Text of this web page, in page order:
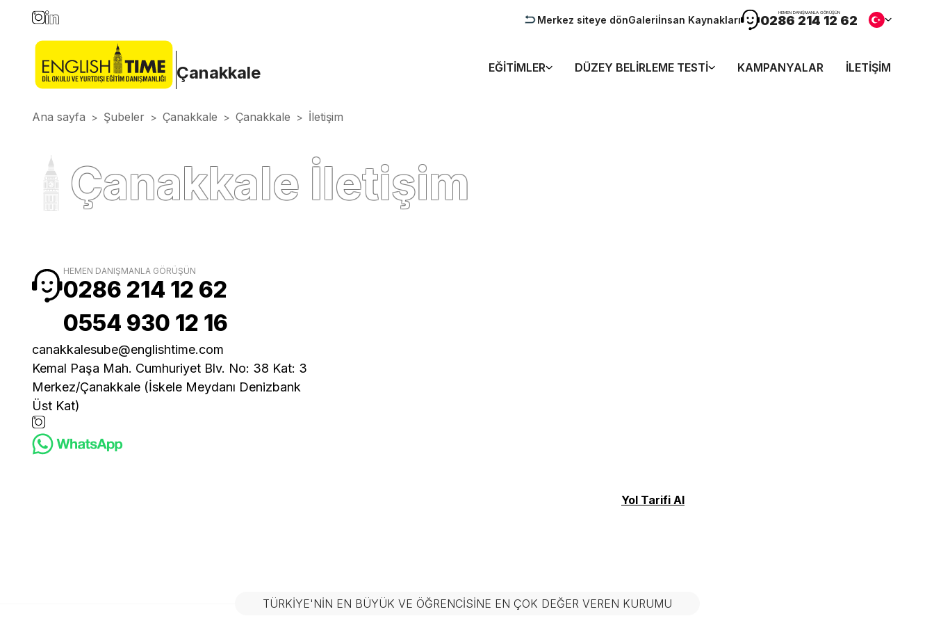
Merkez siteye dönGaleriİnsan Kaynakları
HEMEN DANIŞMANLA GÖRÜŞÜN
0286 214 12 62
Çanakkale EĞITIMLER DÜZEY BELIRLEME TESTI KAMPANYALAR İLETIŞIM
Ana sayfa > Şubeler > Çanakkale > Çanakkale > İletişim
Çanakkale İletişim
HEMEN DANIŞMANLA GÖRÜŞÜN
0286 214 12 62
0554 930 12 16
canakkalesube@englishtime.com
Kemal Paşa Mah. Cumhuriyet Blv. No: 38 Kat: 3
Merkez/Çanakkale (İskele Meydanı Denizbank
Üst Kat)
Yol Tarifi Al
TÜRKIYE'NIN EN BÜYÜK VE ÖĞRENCISINE EN ÇOK DEĞER VEREN KURUMU